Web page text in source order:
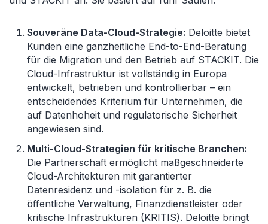
Souveräne Data-Cloud-Strategie: Deloitte bietet
Kunden eine ganzheitliche End-to-End-Beratung
für die Migration und den Betrieb auf STACKIT. Die
Cloud-Infrastruktur ist vollständig in Europa
entwickelt, betrieben und kontrollierbar – ein
entscheidendes Kriterium für Unternehmen, die
auf Datenhoheit und regulatorische Sicherheit
angewiesen sind.
Multi-Cloud-Strategien für kritische Branchen:
Die Partnerschaft ermöglicht maßgeschneiderte
Cloud-Architekturen mit garantierter
Datenresidenz und -isolation für z. B. die
öffentliche Verwaltung, Finanzdienstleister oder
kritische Infrastrukturen (KRITIS). Deloitte bringt